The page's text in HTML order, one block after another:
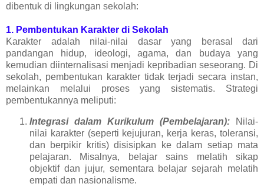
dibentuk di lingkungan sekolah:
1. Pembentukan Karakter di Sekolah
Karakter adalah nilai-nilai dasar yang berasal dari
pandangan hidup, ideologi, agama, dan budaya yang
kemudian diinternalisasi menjadi kepribadian seseorang. Di
sekolah, pembentukan karakter tidak terjadi secara instan,
melainkan melalui proses yang sistematis. Strategi
pembentukannya meliputi:
Integrasi dalam Kurikulum (Pembelajaran): Nilai-
nilai karakter (seperti kejujuran, kerja keras, toleransi,
dan berpikir kritis) disisipkan ke dalam setiap mata
pelajaran. Misalnya, belajar sains melatih sikap
objektif dan jujur, sementara belajar sejarah melatih
empati dan nasionalisme.